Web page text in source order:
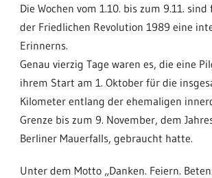
Die Wochen vom 1.10. bis zum 9.11.
der Friedlichen Revolution 1989 eine
Erinnerns.
Genau vierzig Tage waren es, die eine
ihrem Start am 1. Oktober für die
Kilometer entlang der ehemaligen
Grenze bis zum 9. November, dem
Berliner Mauerfalls, gebraucht hatte.
Unter dem Motto „Danken. Feiern.